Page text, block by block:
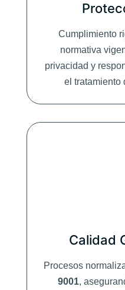
Cumplimiento
normativa
privacidad y
el tratamiento
Calidad
Procesos
9001,